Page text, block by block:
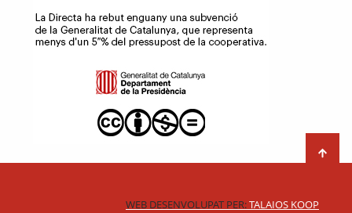
WEB DESENVOLUPAT PER:TALAIOS KOOP